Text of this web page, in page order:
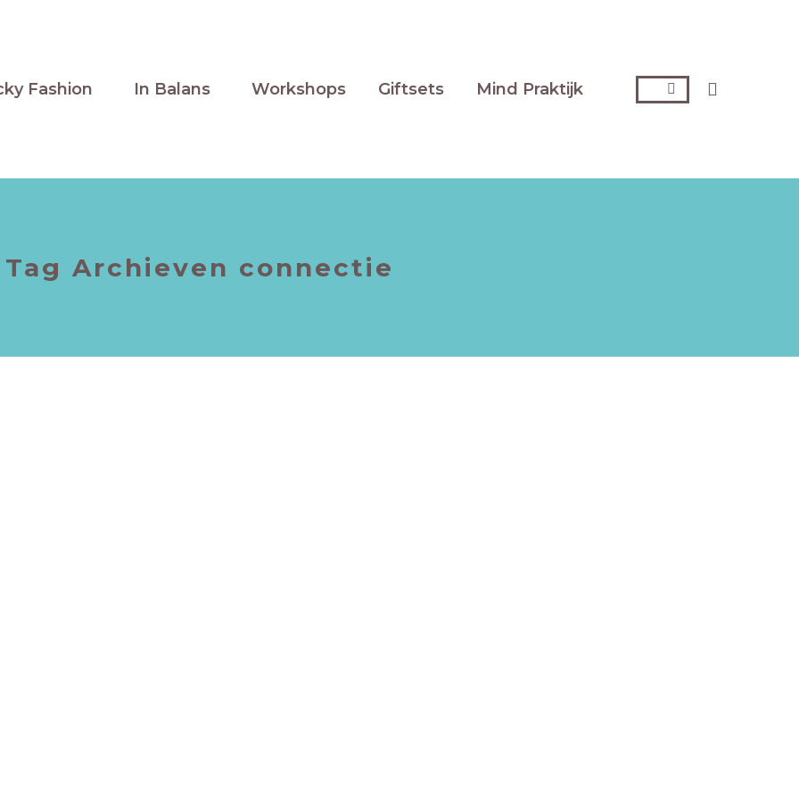
Fashion In Balans Workshops Giftsets Mind Praktijk Zoeken:
Tag Archieven connectie